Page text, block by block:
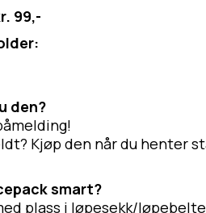
99,-
den?
Kjøp den når du henter
smart?
plass i løpesekk/